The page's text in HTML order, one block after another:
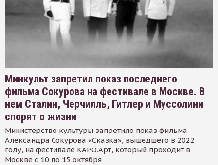
Минкульт запретил показ последнего
фильма Сокурова на фестивале в Москве. В
нем Сталин, Черчилль, Гитлер и Муссолини
спорят о жизни
Министерство культуры запретило показ фильма
Александра Сокурова «Сказка», вышедшего в 2022
году, на фестивале КАРО.Арт, который проходит в
Москве с 10 по 15 октября